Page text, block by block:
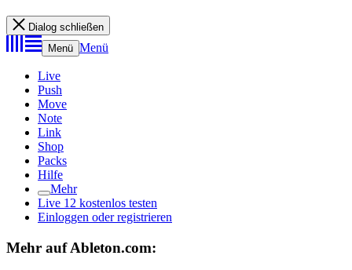
Dialog schließen
Menü Menü
Live
Push
Move
Note
Link
Shop
Packs
Hilfe
Mehr
Live 12 kostenlos testen
Einloggen oder registrieren
Mehr auf Ableton.com: